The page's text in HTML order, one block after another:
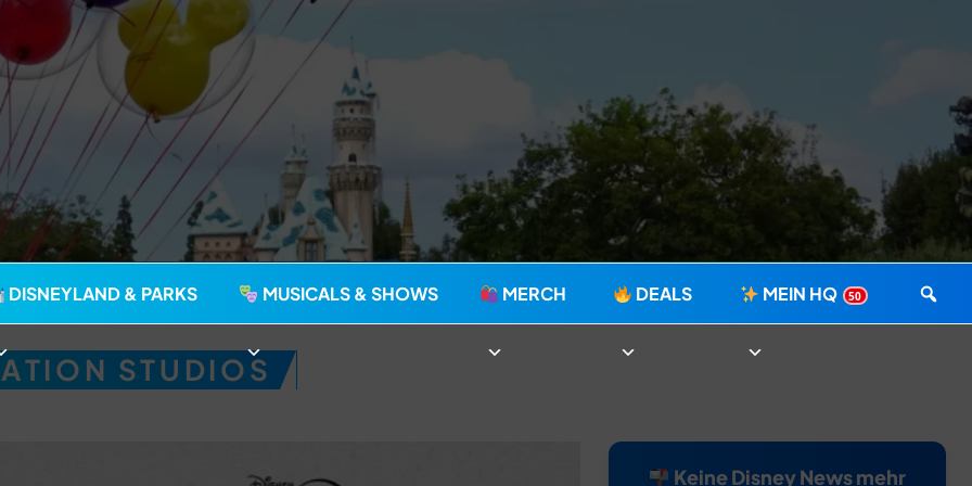
seit 2006
DISNEYLAND & PARKS MUSICALS & SHOWS MERCH DEALS MEIN HQ 50
STUDIOS
Keine Disney News mehr